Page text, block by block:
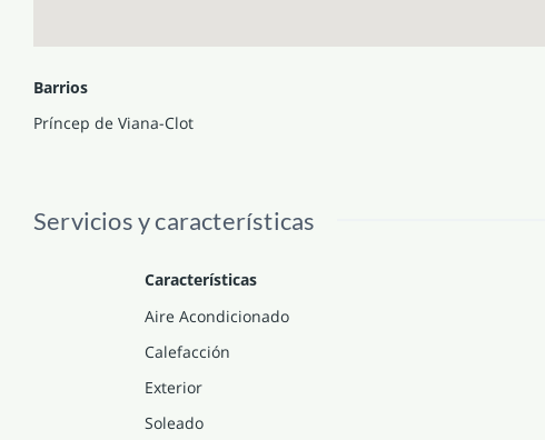
Barrios
Príncep de Viana-Clot
Servicios y características
Características
Aire Acondicionado
Calefacción
Exterior
Soleado